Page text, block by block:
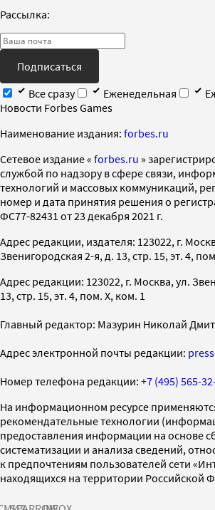
Рассылка:
Подписаться
Все сразу
Еженедельная
Новости Forbes Games
Наименование издания: forbes.ru
Cетевое издание « forbes.ru »
службой по надзору в сфере связи,
технологий и массовых коммуникаций,
номер и дата принятия решения о
ФС77-82431 от 23 декабря 2021 г.
Адрес редакции, издателя: 123022, г.
Звенигородская 2-я, д. 13, стр. 15, эт. 4,
Адрес редакции: 123022, г. Москва, ул.
13, стр. 15, эт. 4, пом. X, ком. 1
Главный редактор: Мазурин Николай
Адрес электронной почты редакции:
Номер телефона редакции: +7 (495) 565-
На информационном ресурсе
рекомендательные технологии
предоставления информации на основе
систематизации и анализа сведений,
к предпочтениям пользователей сети
находящихся на территории Российской